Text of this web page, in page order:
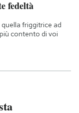
fedeltà
friggitrice ad
contento di voi